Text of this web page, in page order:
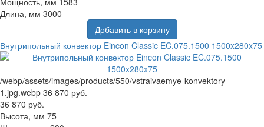
Длина, мм 3000
Добавить в корзину
Внутрипольный конвектор Eincon Classic EC.075.1500 1500x280x75
/webp/assets/images/products/550/vstraivaemye-konvektory-
1.jpg.webp 36 870 руб.
36 870 руб.
Высота, мм 75